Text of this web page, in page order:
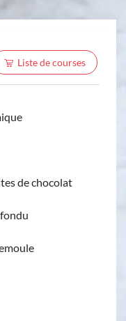
Liste de courses
de chocolat